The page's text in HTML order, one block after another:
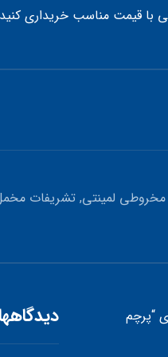
با قیمت مناسب خریداری
لمینتی, تشریفات
“پرچم